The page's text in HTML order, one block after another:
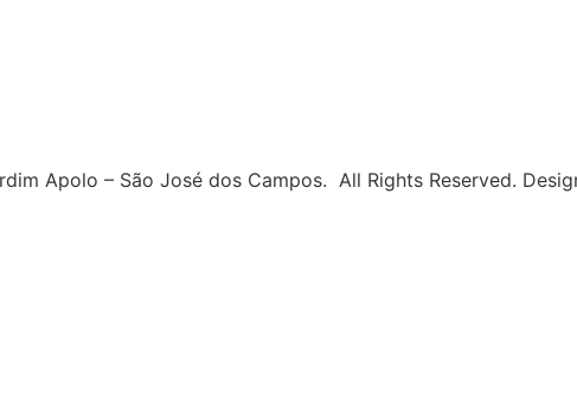
Apolo – São José dos Campos. All Rights Reserved.